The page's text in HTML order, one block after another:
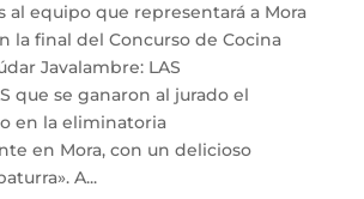
al equipo que representará a Mora
la final del Concurso de Cocina
Javalambre: LAS
que se ganaron al jurado el
en la eliminatoria
en Mora, con un delicioso
A...